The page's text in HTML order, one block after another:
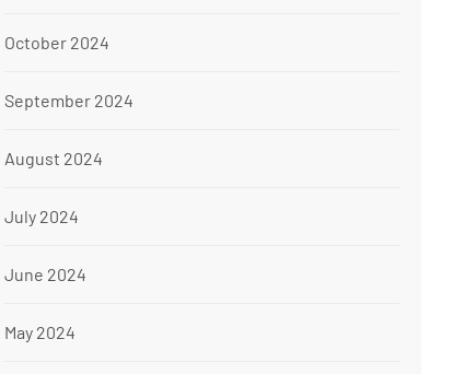
October 2024
September 2024
August 2024
July 2024
June 2024
May 2024